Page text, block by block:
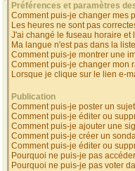
Préférences et paramètres
Comment puis-je changer mes
Les heures ne sont pas
J'ai changé le fuseau horaire et
Ma langue n'est pas dans la
Comment puis-je montrer une
Comment puis-je changer mon
Lorsque je clique sur le lien e-
Publication
Comment puis-je poster un
Comment puis-je éditer ou
Comment puis-je ajouter une
Comment puis-je créer un
Comment puis-je éditer ou
Pourquoi ne puis-je pas
Pourquoi ne puis-je pas voter